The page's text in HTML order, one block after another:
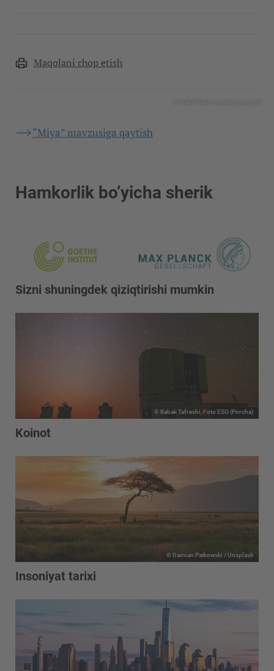
Maqolani chop etish
“Miya” mavzusiga qaytish
Hamkorlik bo’yicha sherik
Sizni shuningdek qiziqtirishi mumkin
© Babak Tafreshi, Foto ESO (Porcha)
Koinot
© Damian Patkowski / Unsplash
Insoniyat tarixi